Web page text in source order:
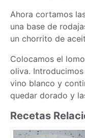
Ahora cortamos
una base de
un chorrito de
Colocamos el
oliva.
vino blanco y
quedar dorado y
Recetas